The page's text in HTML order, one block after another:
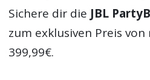
Sichere dir die JBL
zum exklusiven Preis
399,99€.